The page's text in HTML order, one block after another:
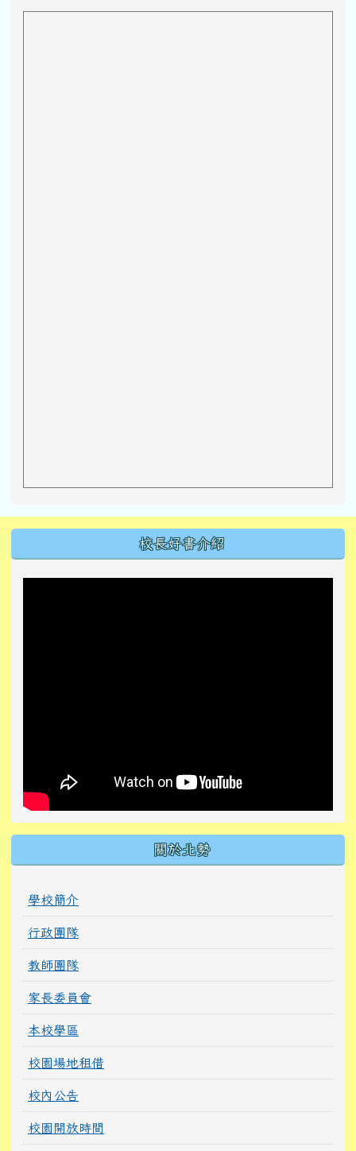
校長好書介紹
關於北勢
學校簡介
行政團隊
教師團隊
家長委員會
本校學區
校園場地租借
校內公告
校園開放時間